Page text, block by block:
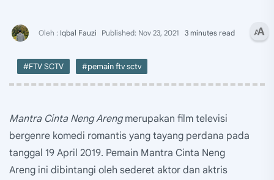
3 minutes read
#FTV SCTV #pemain ftv sctv
Mantra Cinta Neng Arengmerupakan film televisi
bergenre komedi romantis yang tayang perdana pada
tanggal 19 April 2019. Pemain Mantra Cinta Neng
Areng ini dibintangi oleh sederet aktor dan aktris